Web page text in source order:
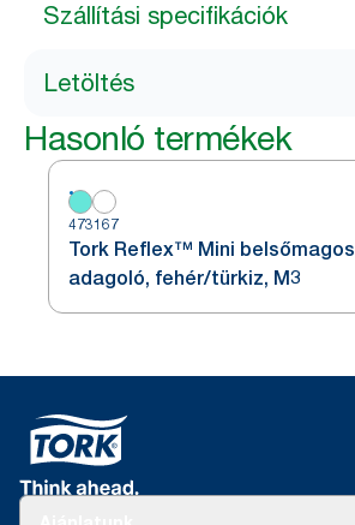
Szállítási specifikációk
Letöltés
Hasonló termékek
473167
Tork Reflex™ Mini belsőmagos
adagoló, fehér/türkiz, M3